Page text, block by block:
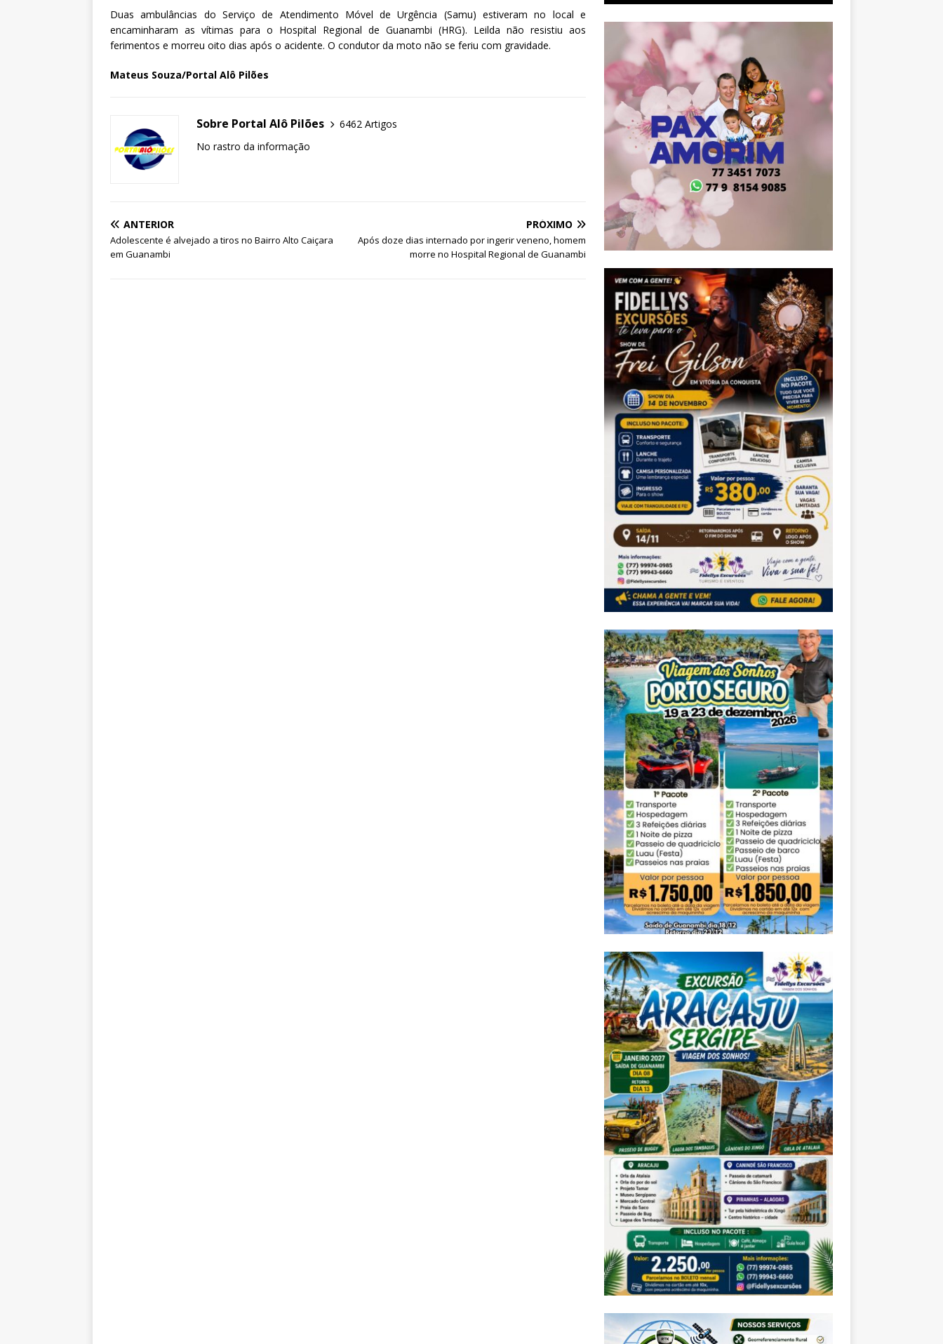
Duas ambulâncias do Serviço de Atendimento Móvel de Urgência (Samu) estiveram no local e
encaminharam as vítimas para o Hospital Regional de Guanambi (HRG). Leilda não resistiu aos
ferimentos e morreu oito dias após o acidente. O condutor da moto não se feriu com gravidade.
Mateus Souza/Portal Alô Pilões
Sobre Portal Alô Pilões
6462 Artigos
No rastro da informação
ANTERIOR
Adolescente é alvejado a tiros no Bairro Alto Caiçara
em Guanambi
PRÓXIMO
Após doze dias internado por ingerir veneno, homem
morre no Hospital Regional de Guanambi